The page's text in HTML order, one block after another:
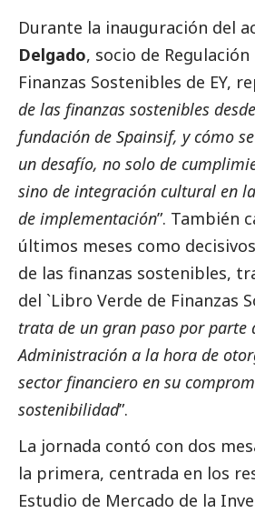
Durante la inauguración del
Delgado, socio de
Finanzas Sostenibles de EY,
de las finanzas sostenibles
fundación de Spainsif, y cómo
un desafío, no solo de
sino de integración cultural en
de implementación”. También
últimos meses como
de las finanzas sostenibles,
del `Libro Verde de Finanzas
trata de un gran paso por parte
Administración a la hora de
sector financiero en su
sostenibilidad”.
La jornada contó con dos
la primera, centrada en los
Estudio de Mercado de la